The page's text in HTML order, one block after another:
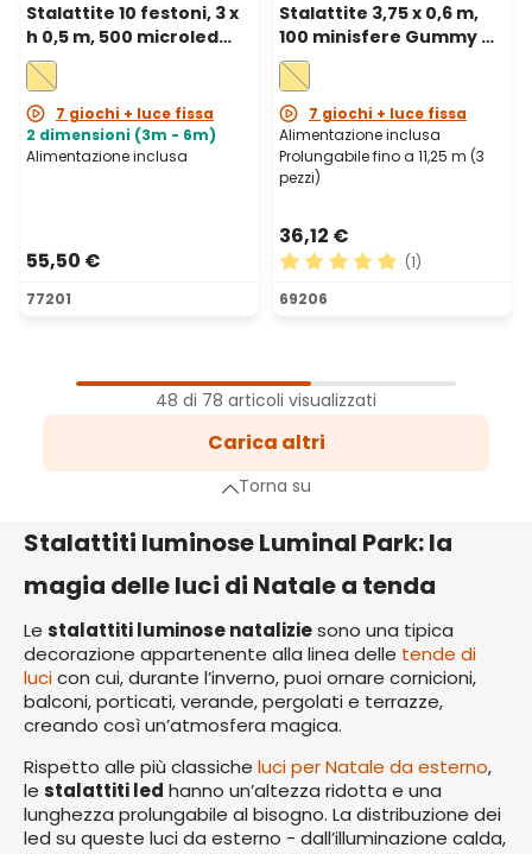
Stalattite 10 festoni, 3 x
h 0,5 m, 500 microled
bianco caldo, cavo
metal argento,
prolungabile
7 giochi + luce fissa
2 dimensioni (3m - 6m)
Alimentazione inclusa
55,50 €
77201
Stalattite 3,75 x 0,6 m,
100 minisfere Gummy Ø
10 mm, microled bianco
caldo, prolungabile
7 giochi + luce fissa
Alimentazione inclusa
Prolungabile fino a 11,25 m (3
pezzi)
36,12 €
Valutazione media di 5 su
(1)
69206
successiva
48 di 78 articoli visualizzati
Carica altri
Torna su
Stalattiti luminose Luminal Park: la
magia delle luci di Natale a tenda
Le stalattiti luminose nataliziesono una tipica
decorazione appartenente alla linea delle tende di
lucicon cui, durante l’inverno, puoi ornare cornicioni,
balconi, porticati, verande, pergolati e terrazze,
creando così un’atmosfera magica.
Rispetto alle più classiche luci per Natale da esterno,
le stalattiti led hanno un’altezza ridotta e una
lunghezza prolungabile al bisogno. La distribuzione dei
led su queste luci da esterno - dall’illuminazione calda,